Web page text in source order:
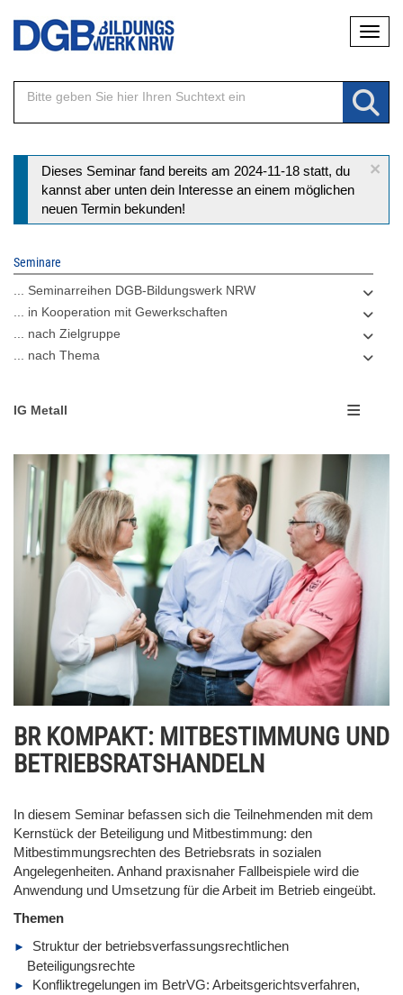
Direkt
Inhalt
×
Statusmeldung
Dieses Seminar fand bereits am 2024-11-18 statt, du
kannst aber unten dein Interesse an einem möglichen
neuen Termin bekunden!
Seminare
... Seminarreihen DGB-Bildungswerk NRW
... in Kooperation mit Gewerkschaften
... nach Zielgruppe
... nach Thema
IG Metall
BR KOMPAKT: MITBESTIMMUNG UND
BETRIEBSRATSHANDELN
In diesem Seminar befassen sich die Teilnehmenden mit dem
Kernstück der Beteiligung und Mitbestimmung: den
Mitbestimmungsrechten des Betriebsrats in sozialen
Angelegenheiten. Anhand praxisnaher Fallbeispiele wird die
Anwendung und Umsetzung für die Arbeit im Betrieb eingeübt.
Themen
Struktur der betriebsverfassungsrechtlichen
Beteiligungsrechte
Konfliktregelungen im BetrVG: Arbeitsgerichtsverfahren,